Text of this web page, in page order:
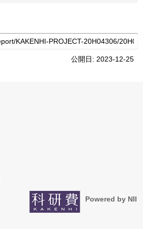
公開日: 2023-12-25
Powered by NII